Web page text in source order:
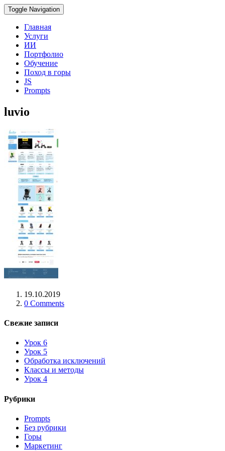
Toggle Navigation
Главная
Услуги
ИИ
Портфолио
Обучение
Поход в горы
JS
Prompts
luvio
19.10.2019
0 Comments
Свежие записи
Урок 6
Урок 5
Обработка исключений
Классы и методы
Урок 4
Рубрики
Prompts
Без рубрики
Горы
Маркетинг